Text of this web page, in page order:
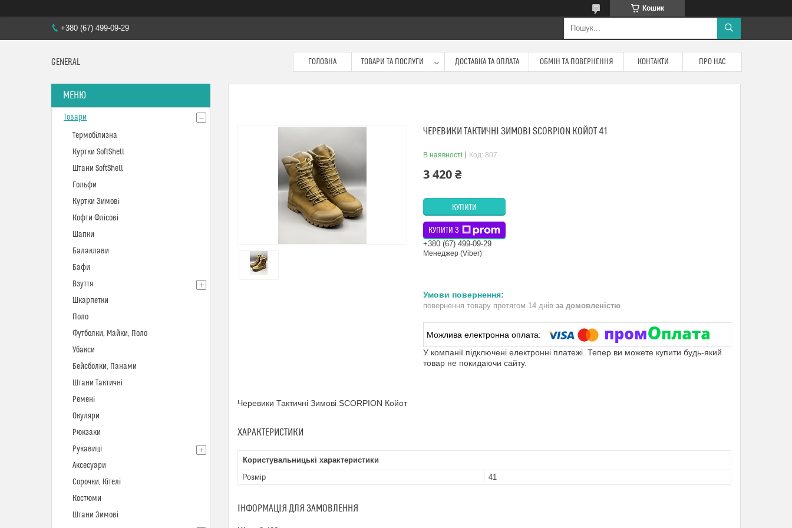
Кошик
+380 (67) 499-09-29
GENERAL ГОЛОВНА ТОВАРИ ТА ПОСЛУГИ ДОСТАВКА ТА ОПЛАТА ОБМІН ТА ПОВЕРНЕННЯ КОНТАКТИ ПРО НАС
ЧЕРЕВИКИ ТАКТИЧНІ ЗИМОВІ SCORPION КОЙОТ 41
В наявності Код: 807
3 420 ₴
КУПИТИ
КУПИТИ З
+380 (67) 499-09-29
Менеджер (Viber)
повернення товару протягом 14 днів за домовленістю
У компанії підключені електронні платежі. Тепер ви можете купити будь-який
товар не покидаючи сайту.
Черевики Тактичні Зимові SCORPION Койот
ХАРАКТЕРИСТИКИ
Користувальницькі характеристики
Розмір
41
ІНФОРМАЦІЯ ДЛЯ ЗАМОВЛЕННЯ
Товари
Термобілизна
Куртки SoftShell
Штани SoftShell
Гольфи
Куртки Зимові
Кофти Флісові
Шапки
Балаклави
Бафи
Взуття
Шкарпетки
Поло
Футболки, Майки, Поло
Убакси
Бейсболки, Панами
Штани Тактичні
Ремені
Окуляри
Рюкзаки
Рукавиці
Аксесуари
Сорочки, Кітелі
Костюми
Штани Зимові